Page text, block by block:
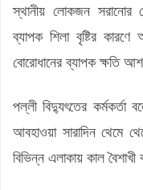
স্থানীয় লোকজন সরানোর
ব্যাপক শিলা বৃষ্টির
বোরোধানের ব্যাপক ক্ষতি
পল্লী বিদ্যুৎতের কর্মকর্তা
আবহাওয়া সারাদিন থেমে
বিভিন্ন এলাকায় কাল